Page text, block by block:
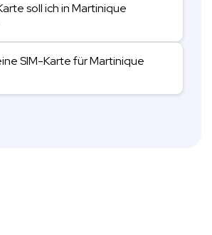
soll ich in Martinique
SIM-Karte für Martinique